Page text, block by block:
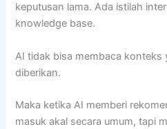
keputusan lama. Ada istilah
knowledge base.
AI tidak bisa membaca konteks
diberikan.
Maka ketika AI memberi
masuk akal secara umum, tapi